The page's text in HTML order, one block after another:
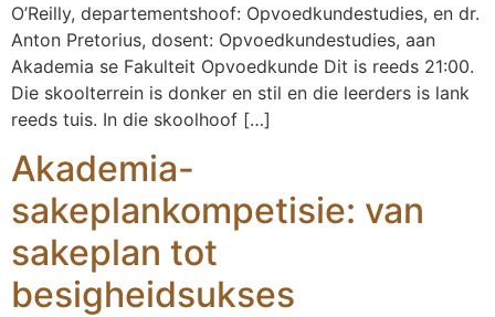
O’Reilly, departementshoof: Opvoedkundestudies, en dr.
Anton Pretorius, dosent: Opvoedkundestudies, aan
Akademia se Fakulteit Opvoedkunde Dit is reeds 21:00.
Die skoolterrein is donker en stil en die leerders is lank
reeds tuis. In die skoolhoof […]
Akademia-
sakeplankompetisie: van
sakeplan tot
besigheidsukses